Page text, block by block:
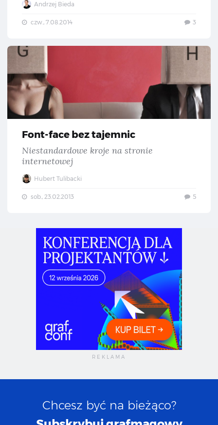
Andrzej Bieda
czw., 7.08.2014 3
Font-face bez tajemnic
Niestandardowe kroje na stronie
internetowej
Hubert Tulibacki
sob., 23.02.2013 5
Chcesz być na bieżąco?